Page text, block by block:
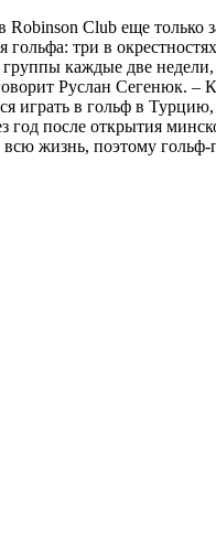
Club еще
гольфа: три в
каждые две
Руслан Сегенюк.
играть в гольф в
год после открытия
жизнь, поэтому гольф-